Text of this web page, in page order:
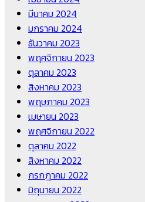
มีนาคม 2024
มกราคม 2024
ธันวาคม 2023
พฤศจิกายน 2023
ตุลาคม 2023
สิงหาคม 2023
พฤษภาคม 2023
เมษายน 2023
พฤศจิกายน 2022
ตุลาคม 2022
สิงหาคม 2022
กรกฎาคม 2022
มิถุนายน 2022